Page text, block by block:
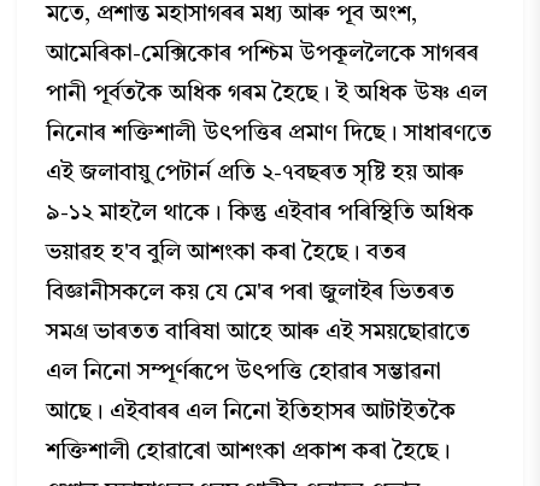
মতে, প্রশান্ত মহাসাগৰৰ মধ্য আৰু পূব অংশ,
আমেৰিকা-মেক্সিকোৰ পশ্চিম উপকূললৈকে সাগৰৰ
পানী পূৰ্বতকৈ অধিক গৰম হৈছে। ই অধিক উষ্ণ এল
নিনোৰ শক্তিশালী উৎপত্তিৰ প্ৰমাণ দিছে। সাধাৰণতে
এই জলাবায়ু পেটার্ন প্রতি ২-৭বছৰত সৃষ্টি হয় আৰু
৯-১২ মাহলৈ থাকে। কিন্তু এইবাৰ পৰিস্থিতি অধিক
ভয়াৱহ হ'ব বুলি আশংকা কৰা হৈছে। বতৰ
বিজ্ঞানীসকলে কয় যে মে'ৰ পৰা জুলাইৰ ভিতৰত
সমগ্ৰ ভাৰতত বাৰিষা আহে আৰু এই সময়ছোৱাতে
এল নিনো সম্পূর্ণৰূপে উৎপত্তি হোৱাৰ সম্ভাৱনা
আছে। এইবাৰৰ এল নিনো ইতিহাসৰ আটাইতকৈ
শক্তিশালী হোৱাৰো আশংকা প্রকাশ কৰা হৈছে।